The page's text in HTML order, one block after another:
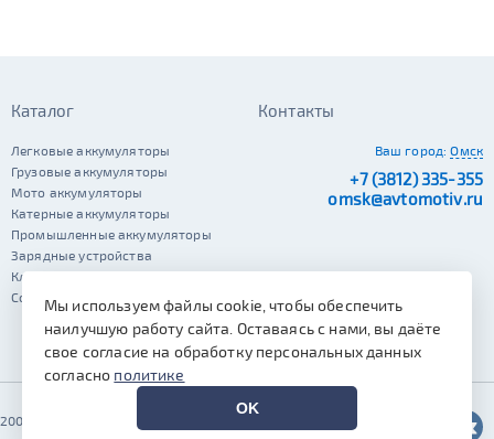
Каталог
Легковые аккумуляторы
Грузовые аккумуляторы
Мото аккумуляторы
Катерные аккумуляторы
Промышленные аккумуляторы
Зарядные устройства
Клеммы
Сопутствующие автотовары
Контакты
Ваш город: Омск
+7 (3812) 335-355
omsk@avtomotiv.ru
2002–2026 © Автомотив
Мы используем файлы cookie, чтобы обеспечить
наилучшую работу сайта. Оставаясь с нами, вы даёте
свое согласие на обработку персональных данных
согласно политике
OK